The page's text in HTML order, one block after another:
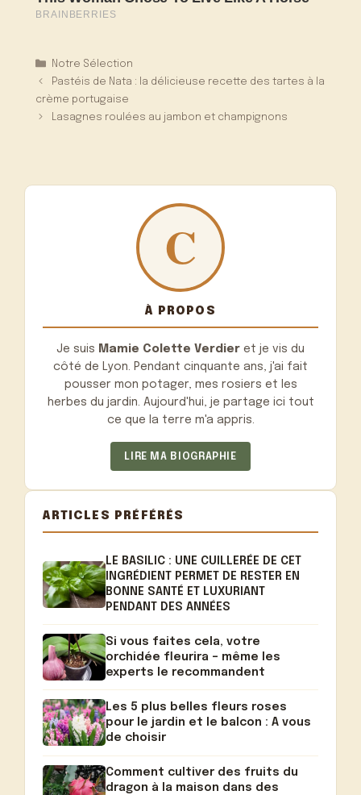
Catégories
Notre Sélection
Pastéis de Nata : la délicieuse recette des tartes à la
crème portugaise
Lasagnes roulées au jambon et champignons
À PROPOS
Je suis Mamie Colette Verdier et je vis du
côté de Lyon. Pendant cinquante ans, j'ai fait
pousser mon potager, mes rosiers et les
herbes du jardin. Aujourd'hui, je partage ici tout
ce que la terre m'a appris.
LIRE MA BIOGRAPHIE
ARTICLES PRÉFÉRÉS
LE BASILIC : UNE CUILLERÉE DE CET
INGRÉDIENT PERMET DE RESTER EN
BONNE SANTÉ ET LUXURIANT
PENDANT DES ANNÉES
Si vous faites cela, votre
orchidée fleurira – même les
experts le recommandent
Les 5 plus belles fleurs roses
pour le jardin et le balcon : A vous
de choisir
Comment cultiver des fruits du
dragon à la maison dans des